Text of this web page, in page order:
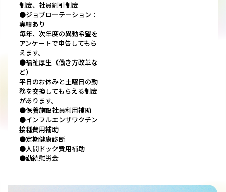
制度、社員割引制度
●ジョブローテーション：
実績あり
毎年、次年度の異動希望を
アンケートで申告してもら
えます。
●福祉厚生（働き方改革な
ど）
平日のお休みと土曜日の勤
務を交換してもらえる制度
があります。
●保養施設社員利用補助
●インフルエンザワクチン
接種費用補助
●定期健康診断
●人間ドック費用補助
●勤続慰労金